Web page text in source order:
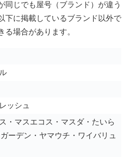
同じでも屋号（ブランド）が違う
下に掲載しているブランド以外で
る場合があります。
ッシュ
・マスエコス・マスダ・たいら
ーデン・ヤマウチ・ワイバリュ